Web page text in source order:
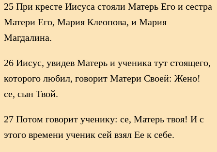
25 При кресте Иисуса стояли Матерь Его и сестра
Матери Его, Мария Клеопова, и Мария
Магдалина.
26 Иисус, увидев Матерь и ученика тут стоящего,
которого любил, говорит Матери Своей: Жено!
се, сын Твой.
27 Потом говорит ученику: се, Матерь твоя! И с
этого времени ученик сей взял Ее к себе.